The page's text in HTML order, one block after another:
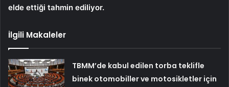
elde ettiği tahmin ediliyor.
İlgili Makaleler
TBMM’de kabul edilen torba teklifle
binek otomobiller ve motosikletler için